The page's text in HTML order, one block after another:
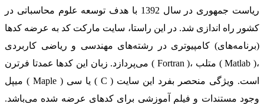
ریاست جمهوری در سال 1392 با هدف توسعه علوم محاسباتی در
کشور راه اندازی شد. در این راستا، سایت مارکت کد به عرضه کدها
(برنامه‌های) کامپیوتری در رشته‌های مهندسی و ریاضی کاربردی
می‌پردازد. زبان این کدها عمدتا فرترن ( Fortran )، متلب ( Matlab )،
میپل ( Maple ) یا سی ( C ) است. ویژگی منحصر بفرد این سایت
وجود مستندات و فیلم آموزشی برای کدهای عرضه شده می‌باشد.